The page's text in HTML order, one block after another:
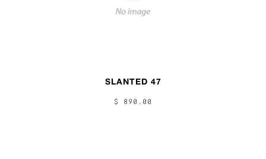
SLANTED 47
$ 890.00